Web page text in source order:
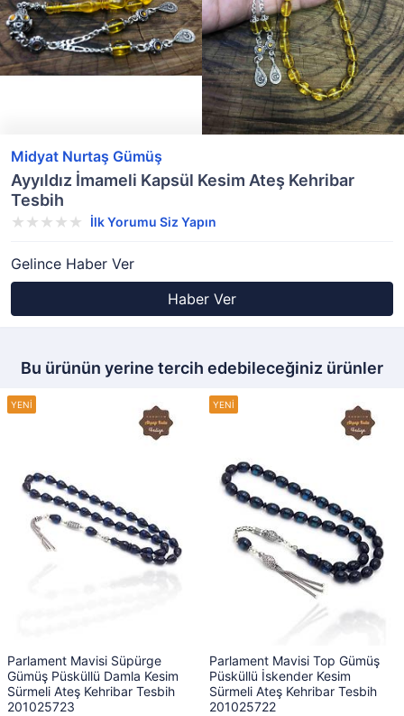
Midyat Nurtaş Gümüş
Ayyıldız İmameli Kapsül Kesim Ateş Kehribar
Tesbih
İlk Yorumu Siz Yapın
Gelince Haber Ver
Haber Ver
Bu ürünün yerine tercih edebileceğiniz ürünler
Parlament Mavisi Süpürge
Gümüş Püsküllü Damla Kesim
Sürmeli Ateş Kehribar Tesbih
201025723
Parlament Mavisi Top Gümüş
Püsküllü İskender Kesim
Sürmeli Ateş Kehribar Tesbih
201025722